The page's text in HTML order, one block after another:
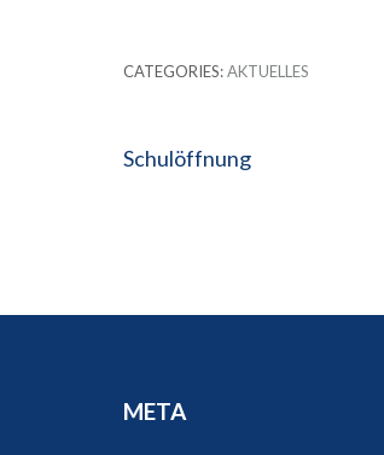
CATEGORIES:AKTUELLES
Beitragsnavigation
Schulöffnung
META